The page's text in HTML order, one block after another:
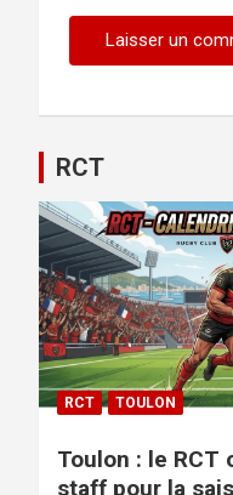
RCT
RCT TOULON
Toulon : le RCT
staff pour la